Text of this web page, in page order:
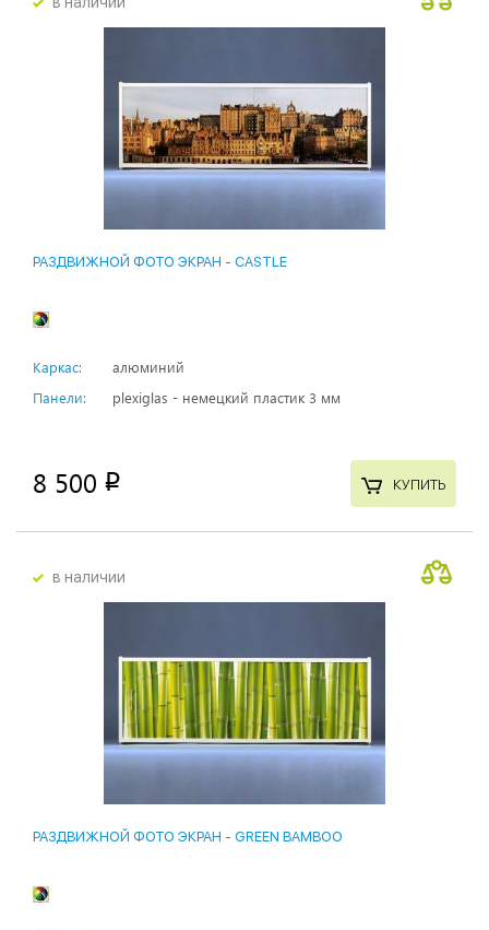
РАЗДВИЖНОЙ ФОТО ЭКРАН - СASTLE
Каркас:
алюминий
Панели:
plexiglas - немецкий пластик 3 мм
8 500 p КУПИТЬ
в наличии
РАЗДВИЖНОЙ ФОТО ЭКРАН - GREEN BAMBOO